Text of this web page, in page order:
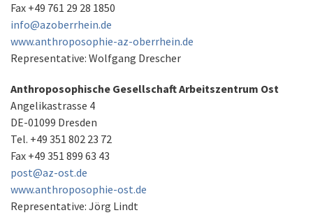
Fax +49 761 29 28 1850
info@azoberrhein.de
www.anthroposophie-az-oberrhein.de
Representative: Wolfgang Drescher
Anthroposophische Gesellschaft Arbeitszentrum Ost
Angelikastrasse 4
DE-01099 Dresden
Tel. +49 351 802 23 72
Fax +49 351 899 63 43
post@az-ost.de
www.anthroposophie-ost.de
Representative: Jörg Lindt